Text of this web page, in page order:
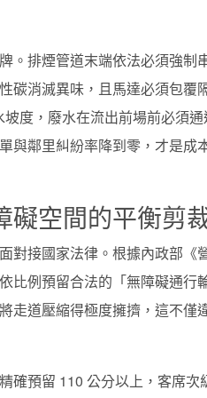
。排煙管道末端依法必須強制
碳消滅異味，且馬達必須包覆
度，廢水在流出前場前必須
與鄰里糾紛率降到零，才是成
礙空間的平衡剪
對接國家法律。根據內政部《
比例預留合法的「無障礙通行
走道壓縮得極度擁擠，這不僅
確預留 110 公分以上，客席次